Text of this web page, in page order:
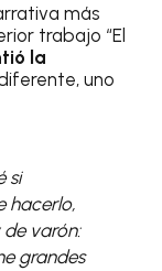
más
trabajo “El
la
uno
si
hacerlo,
varón:
grandes